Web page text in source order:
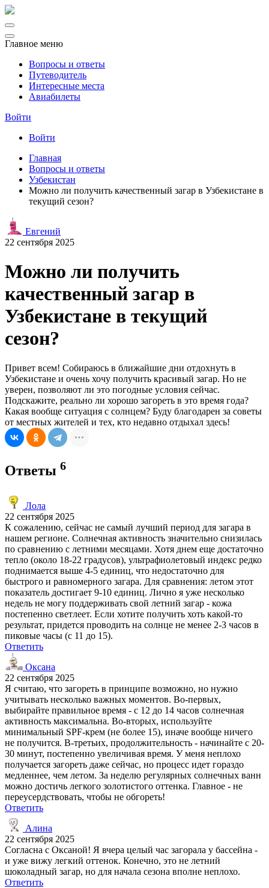
Главное меню
Вопросы и ответы
Путеводитель
Интересные места
Авиабилеты
Войти
Войти
Главная
Вопросы и ответы
Узбекистан
Можно ли получить качественный загар в Узбекистане в
текущий сезон?
Евгений
22 сентября 2025
Можно ли получить
качественный загар в
Узбекистане в текущий
сезон?
Привет всем! Собираюсь в ближайшие дни отдохнуть в
Узбекистане и очень хочу получить красивый загар. Но не
уверен, позволяют ли это погодные условия сейчас.
Подскажите, реально ли хорошо загореть в это время года?
Какая вообще ситуация с солнцем? Буду благодарен за советы
от местных жителей и тех, кто недавно отдыхал здесь!
Ответы 6
Лола
22 сентября 2025
К сожалению, сейчас не самый лучший период для загара в
нашем регионе. Солнечная активность значительно снизилась
по сравнению с летними месяцами. Хотя днем еще достаточно
тепло (около 18-22 градусов), ультрафиолетовый индекс редко
поднимается выше 4-5 единиц, что недостаточно для
быстрого и равномерного загара. Для сравнения: летом этот
показатель достигает 9-10 единиц. Лично я уже несколько
недель не могу поддерживать свой летний загар - кожа
постепенно светлеет. Если хотите получить хоть какой-то
результат, придется проводить на солнце не менее 2-3 часов в
пиковые часы (с 11 до 15).
Ответить
Оксана
22 сентября 2025
Я считаю, что загореть в принципе возможно, но нужно
учитывать несколько важных моментов. Во-первых,
выбирайте правильное время - с 12 до 14 часов солнечная
активность максимальна. Во-вторых, используйте
минимальный SPF-крем (не более 15), иначе вообще ничего
не получится. В-третьих, продолжительность - начинайте с 20-
30 минут, постепенно увеличивая время. У меня неплохо
получается загореть даже сейчас, но процесс идет гораздо
медленнее, чем летом. За неделю регулярных солнечных ванн
можно достичь легкого золотистого оттенка. Главное - не
переусердствовать, чтобы не обгореть!
Ответить
Алина
22 сентября 2025
Согласна с Оксаной! Я вчера целый час загорала у бассейна -
и уже вижу легкий оттенок. Конечно, это не летний
шоколадный загар, но для начала сезона вполне неплохо.
Ответить